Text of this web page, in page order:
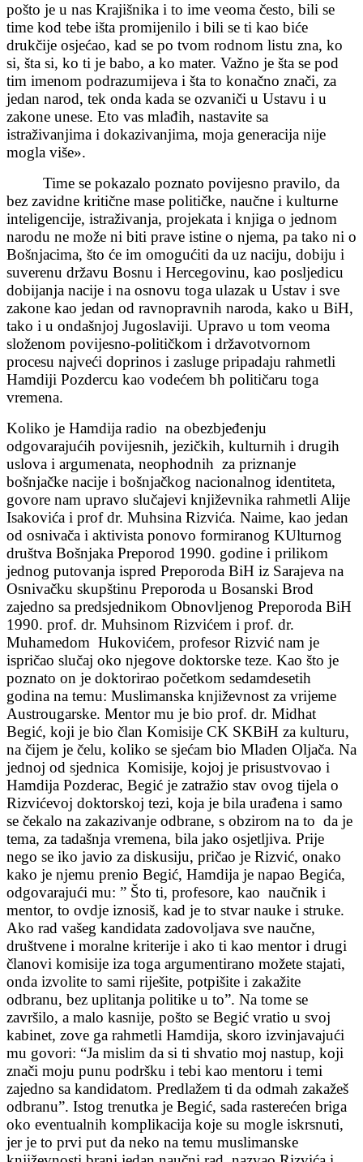
pošto je u nas Krajišnika i to ime veoma često, bili se
time kod tebe išta promijenilo i bili se ti kao biće
drukčije osjećao, kad se po tvom rodnom listu zna, ko
si, šta si, ko ti je babo, a ko mater. Važno je šta se pod
tim imenom podrazumijeva i šta to konačno znači, za
jedan narod, tek onda kada se ozvaniči u Ustavu i u
zakone unese. Eto vas mlađih, nastavite sa
istraživanjima i dokazivanjima, moja generacija nije
mogla više».
Time se pokazalo poznato povijesno pravilo, da
bez zavidne kritične mase političke, naučne i kulturne
inteligencije, istraživanja, projekata i knjiga o jednom
narodu ne može ni biti prave istine o njema, pa tako ni o
Bošnjacima, što će im omogućiti da uz naciju, dobiju i
suverenu državu Bosnu i Hercegovinu, kao posljedicu
dobijanja nacije i na osnovu toga ulazak u Ustav i sve
zakone kao jedan od ravnopravnih naroda, kako u BiH,
tako i u ondašnjoj Jugoslaviji. Upravo u tom veoma
složenom povijesno-političkom i državotvornom
procesu najveći doprinos i zasluge pripadaju rahmetli
Hamdiji Pozdercu kao vodećem bh političaru toga
vremena.
Koliko je Hamdija radio na obezbjeđenju
odgovarajućih povijesnih, jezičkih, kulturnih i drugih
uslova i argumenata, neophodnih za priznanje
bošnjačke nacije i bošnjačkog nacionalnog identiteta,
govore nam upravo slučajevi književnika rahmetli Alije
Isakovića i prof dr. Muhsina Rizvića. Naime, kao jedan
od osnivača i aktivista ponovo formiranog KUlturnog
društva Bošnjaka Preporod 1990. godine i prilikom
jednog putovanja ispred Preporoda BiH iz Sarajeva na
Osnivačku skupštinu Preporoda u Bosanski Brod
zajedno sa predsjednikom Obnovljenog Preporoda BiH
1990. prof. dr. Muhsinom Rizvićem i prof. dr.
Muhamedom Hukovićem, profesor Rizvić nam je
ispričao slučaj oko njegove doktorske teze. Kao što je
poznato on je doktorirao početkom sedamdesetih
godina na temu: Muslimanska književnost za vrijeme
Austrougarske. Mentor mu je bio prof. dr. Midhat
Begić, koji je bio član Komisije CK SKBiH za kulturu,
na čijem je čelu, koliko se sjećam bio Mladen Oljača. Na
jednoj od sjednica Komisije, kojoj je prisustvovao i
Hamdija Pozderac, Begić je zatražio stav ovog tijela o
Rizvićevoj doktorskoj tezi, koja je bila urađena i samo
se čekalo na zakazivanje odbrane, s obzirom na to da je
tema, za tadašnja vremena, bila jako osjetljiva. Prije
nego se iko javio za diskusiju, pričao je Rizvić, onako
kako je njemu prenio Begić, Hamdija je napao Begića,
odgovarajući mu: ” Što ti, profesore, kao naučnik i
mentor, to ovdje iznosiš, kad je to stvar nauke i struke.
Ako rad vašeg kandidata zadovoljava sve naučne,
društvene i moralne kriterije i ako ti kao mentor i drugi
članovi komisije iza toga argumentirano možete stajati,
onda izvolite to sami riješite, potpišite i zakažite
odbranu, bez uplitanja politike u to”. Na tome se
završilo, a malo kasnije, pošto se Begić vratio u svoj
kabinet, zove ga rahmetli Hamdija, skoro izvinjavajući
mu govori: “Ja mislim da si ti shvatio moj nastup, koji
znači moju punu podršku i tebi kao mentoru i temi
zajedno sa kandidatom. Predlažem ti da odmah zakažeš
odbranu”. Istog trenutka je Begić, sada rasterećen briga
oko eventualnih komplikacija koje su mogle iskrsnuti,
jer je to prvi put da neko na temu muslimanske